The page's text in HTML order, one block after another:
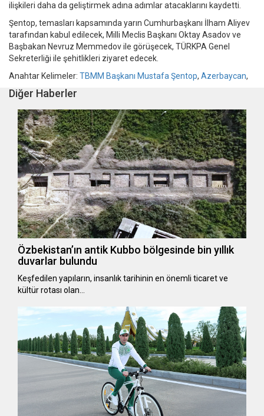
ilişkileri daha da geliştirmek adına adımlar atacaklarını kaydetti.
Şentop, temasları kapsamında yarın Cumhurbaşkanı İlham Aliyev
tarafından kabul edilecek, Milli Meclis Başkanı Oktay Asadov ve
Başbakan Nevruz Memmedov ile görüşecek, TÜRKPA Genel
Sekreterliği ile şehitlikleri ziyaret edecek.
Anahtar Kelimeler: TBMM Başkanı Mustafa Şentop, Azerbaycan,
Diğer Haberler
Özbekistan’ın antik Kubbo bölgesinde bin yıllık
duvarlar bulundu
Keşfedilen yapıların, insanlık tarihinin en önemli ticaret ve
kültür rotası olan…